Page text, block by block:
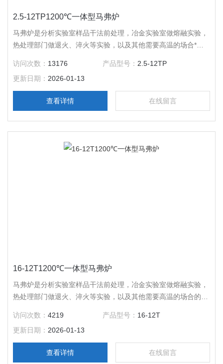
2.5-12TP1200℃一体型马弗炉
马弗炉是分析实验室样品干法前处理，冶金实验室做熔融实验，
热处理部门做退火、淬火等实验，以及其他需要高温的场合*的
的产品，该产品将炉体与控制部分做了*的整合，极大的降低了
所占空间面积。
访问次数： 13176 产品型号： 2.5-12TP
更新日期： 2026-01-13
查看详情 在线留言
16-12T1200℃一体型马弗炉
马弗炉是分析实验室样品干法前处理，冶金实验室做熔融实验，
热处理部门做退火、淬火等实验，以及其他需要高温的场合的加
生产的产品，该产品将炉体与控制部分做了*的整合，极大的降
低了所占空间面积。
访问次数：4219 产品型号： 16-12T
更新日期： 2026-01-13
查看详情 在线留言